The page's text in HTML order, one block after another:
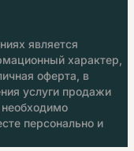
является
характер,
оферта, в
услуги продажи
персонально и